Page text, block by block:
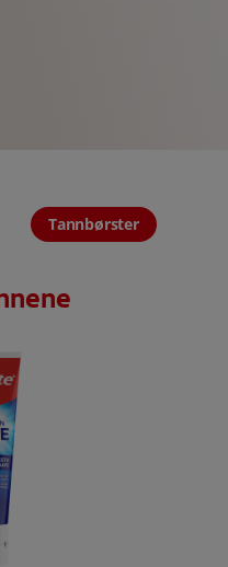
Tannbørster